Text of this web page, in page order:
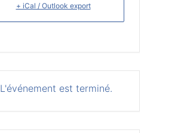
+ iCal / Outlook export
L'événement est terminé.